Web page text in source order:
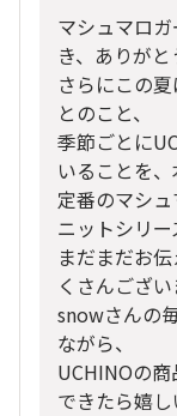
マシュマロ
き、ありが
さらにこの
とのこと、
季節ごとに
いることを
定番のマシ
ニットシリー
まだまだお
くさんござい
snowさんの
ながら、
UCHINOの
できたら嬉